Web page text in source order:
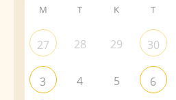
M T K T
27 28 29 30
3 4 5 6